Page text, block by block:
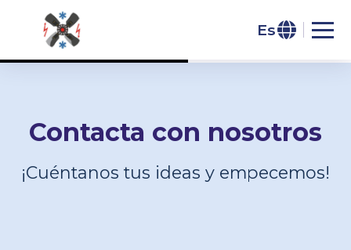
Saltar al header
Saltar al contenido principal
Saltar al footer
Es
Contacta con nosotros
¡Cuéntanos tus ideas y empecemos!